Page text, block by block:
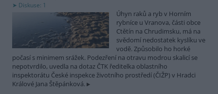
Diskuse: 1
Úhyn raků a ryb v Horním
rybníce u Vranova, části obce
Ctětín na Chrudimsku, má na
svědomí nedostatek kyslíku ve
vodě. Způsobilo ho horké
počasí s minimem srážek. Podezření na otravu modrou skalicí se
nepotvrdilo, uvedla na dotaz ČTK ředitelka oblastního
inspektorátu České inspekce životního prostředí (ČIŽP) v Hradci
Králové Jana Štěpánková.